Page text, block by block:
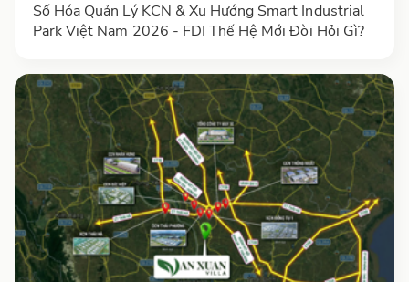
Số Hóa Quản Lý KCN & Xu Hướng Smart Industrial
Park Việt Nam 2026 - FDI Thế Hệ Mới Đòi Hỏi Gì?